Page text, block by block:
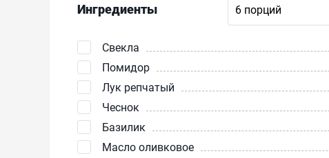
Ингредиенты
Свекла
Помидор
Лук репчатый
Чеснок
Базилик
Масло оливковое